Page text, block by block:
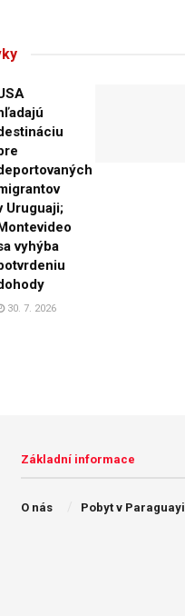
Uruguaji;
vyhýba
30. 7. 2026
Základní informace
O nás Pobyt v Paraguayi